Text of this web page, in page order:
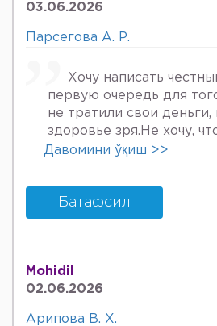
хурмат Билан Мафтуна
03.06.2026
Парсегова А. Р.
Хочу написать
первую очередь для
не тратили свои
здоровье зря.Не хочу,
пережил то, что
врачебной этике и
человеческом
Если хотите попасть в
так унижать женщин,
надежду, грубить и
Давомини ўқиш >>
Батафсил
Mohidil
02.06.2026
Арипова В. Х.